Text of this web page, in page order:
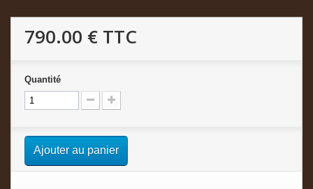
790.00 € TTC
Quantité
Ajouter au panier